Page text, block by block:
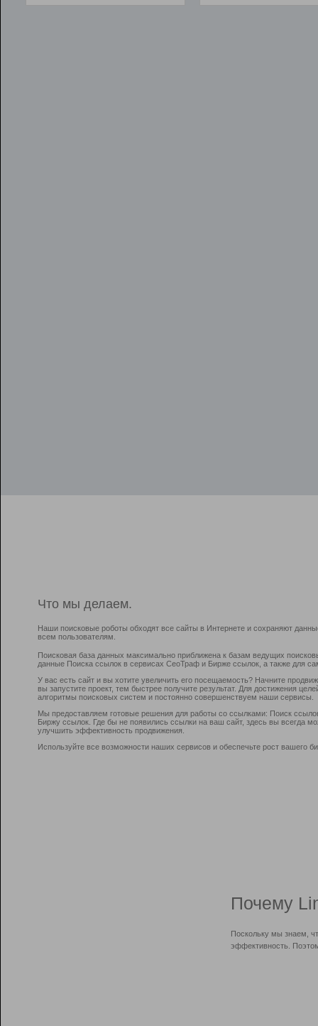
Что мы делаем.
Наши поисковые роботы обходят все сайты в Интернете и сохраняют
всем пользователям.
Поисковая база данных максимально приближена к базам ведущих
данные Поиска ссылок в сервисах СеоТраф и Бирже ссылок, а также для
У вас есть сайт и вы хотите увеличить его посещаемость? Начните
вы запустите проект, тем быстрее получите результат. Для достижения
алгоритмы поисковых систем и постоянно совершенствуем наши сервисы.
Мы предоставляем готовые решения для работы со ссылками: Поиск
Биржу ссылок. Где бы не появились ссылки на ваш сайт, здесь вы всегда
улучшить эффективность продвижения.
Используйте все возможности наших сервисов и обеспечьте рост вашего
Почему
Поскольку мы знаем,
эффективность.